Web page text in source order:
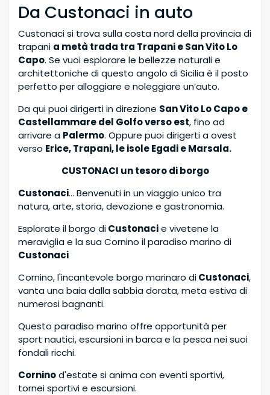
Da Custonaci in auto
Custonaci si trova sulla costa nord della provincia di
trapani a metà trada tra Trapani e San Vito Lo
Capo. Se vuoi esplorare le bellezze naturali e
architettoniche di questo angolo di Sicilia è il posto
perfetto per alloggiare e noleggiare un’auto.
Da qui puoi dirigerti in direzione San Vito Lo Capo e
Castellammare del Golfo verso est, fino ad
arrivare a Palermo. Oppure puoi dirigerti a ovest
verso Erice, Trapani, le isole Egadi e Marsala.
CUSTONACI un tesoro di borgo
Custonaci... Benvenuti in un viaggio unico tra
natura, arte, storia, devozione e gastronomia.
Esplorate il borgo diCustonacie vivetene la
meraviglia e la sua Cornino il paradiso marino di
Custonaci
Cornino, l'incantevole borgo marinaro diCustonaci,
vanta una baia dalla sabbia dorata, meta estiva di
numerosi bagnanti.
Questo paradiso marino offre opportunità per
sport nautici, escursioni in barca e la pesca nei suoi
fondali ricchi.
Corninod'estate si anima con eventi sportivi,
tornei sportivi e escursioni.